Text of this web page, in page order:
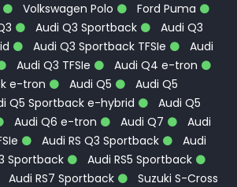
Volkswagen Polo
Ford Puma
Audi Q3 Sportback
Audi Q3
Audi Q3 Sportback TFSIe
Audi
Audi Q3 TFSIe
Audi Q4 e-tron
e-tron
Audi Q5
Audi Q5
Q5 Sportback e-hybrid
Audi Q5
Audi Q6 e-tron Audi Q7
Audi
Audi RS Q3 Sportback
Audi
Sportback
Audi RS5 Sportback
Audi RS7 Sportback
Suzuki S-Cross